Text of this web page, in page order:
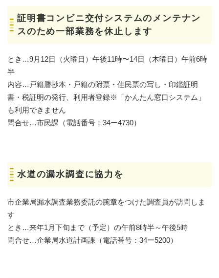
証明書コンビニ交付システムのメンテナン
スのため一部業務を休止します
とき…9月12日（火曜日）午後11時〜14日（木曜日）午前6時
半
内容…戸籍謄抄本・戸籍の附票・住民票の写し・印鑑証明
書・税証明の発行、利用者登録※「かんたん窓口システム」
も利用できません
問合せ…市民課（電話番号：34ー4730）
水道の漏水調査に協力を
市企業局漏水調査業務委託の腕章をつけた調査員が訪問しま
す
とき…来年1月下旬まで（予定）の午前8時半～午後5時
問合せ…企業局水道計画課（電話番号：34ー5200）